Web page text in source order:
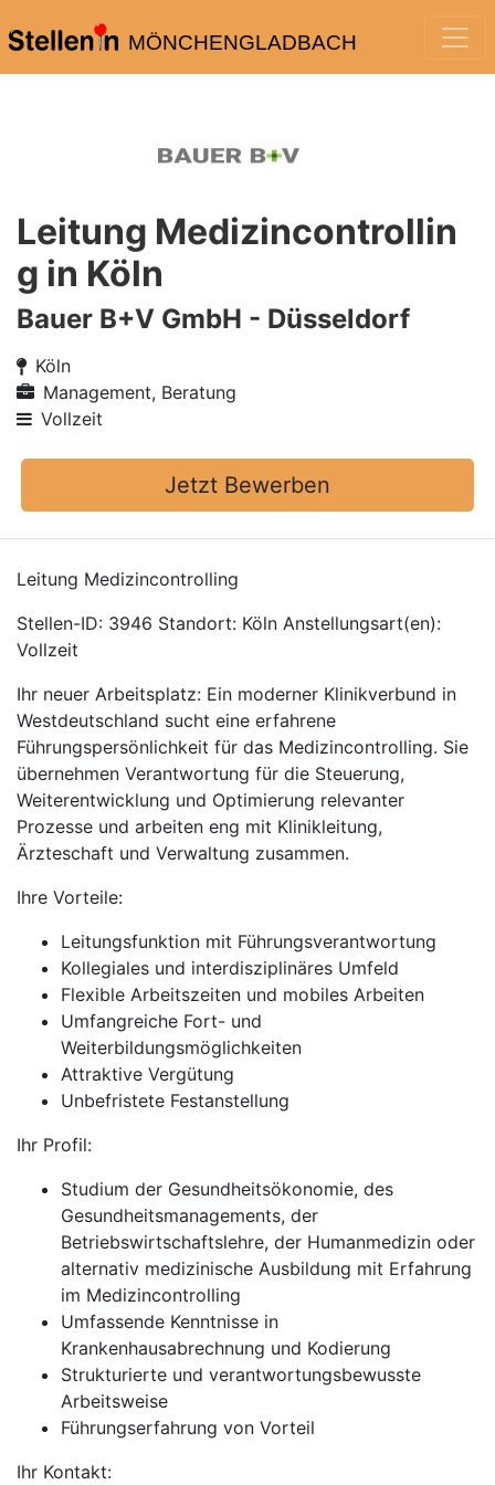
MÖNCHENGLADBACH
Leitung Medizincontrollin
g in Köln
Bauer B+V GmbH - Düsseldorf
Köln
Management, Beratung
Vollzeit
Jetzt Bewerben
Leitung Medizincontrolling
Stellen-ID: 3946 Standort: Köln Anstellungsart(en):
Vollzeit
Ihr neuer Arbeitsplatz: Ein moderner Klinikverbund in
Westdeutschland sucht eine erfahrene
Führungspersönlichkeit für das Medizincontrolling. Sie
übernehmen Verantwortung für die Steuerung,
Weiterentwicklung und Optimierung relevanter
Prozesse und arbeiten eng mit Klinikleitung,
Ärzteschaft und Verwaltung zusammen.
Ihre Vorteile:
Leitungsfunktion mit Führungsverantwortung
Kollegiales und interdisziplinäres Umfeld
Flexible Arbeitszeiten und mobiles Arbeiten
Umfangreiche Fort- und
Weiterbildungsmöglichkeiten
Attraktive Vergütung
Unbefristete Festanstellung
Ihr Profil:
Studium der Gesundheitsökonomie, des
Gesundheitsmanagements, der
Betriebswirtschaftslehre, der Humanmedizin oder
alternativ medizinische Ausbildung mit Erfahrung
im Medizincontrolling
Umfassende Kenntnisse in
Krankenhausabrechnung und Kodierung
Strukturierte und verantwortungsbewusste
Arbeitsweise
Führungserfahrung von Vorteil
Ihr Kontakt: